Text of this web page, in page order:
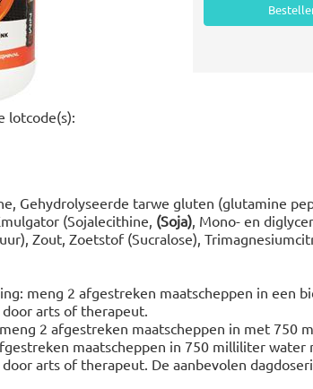
lotcode(s):
Gehydrolyseerde tarwe gluten (glutamine
(Sojalecithine, (Soja), Mono- en
Zout, Zoetstof (Sucralose),
meng 2 afgestreken maatscheppen in een
arts of therapeut.
2 afgestreken maatscheppen in met 750
maatscheppen in 750 milliliter water
arts of therapeut. De aanbevolen